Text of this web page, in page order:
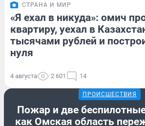
СТРАНА И МИР
«Я ехал в никуда»: омич
квартиру, уехал в
тысячами рублей и
нуля
4 августа 2 601 14
ПРОИСШЕСТВИЯ
Пожар и две
как Омская область